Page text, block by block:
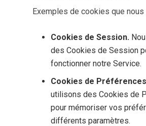
Exemples de cookies que
Cookies de Session.
des Cookies de Session
fonctionner notre Service.
Cookies de
utilisons des Cookies de
pour mémoriser vos
différents paramètres.